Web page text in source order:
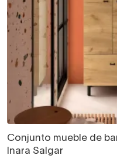
Conjunto mueble de
Inara Salgar